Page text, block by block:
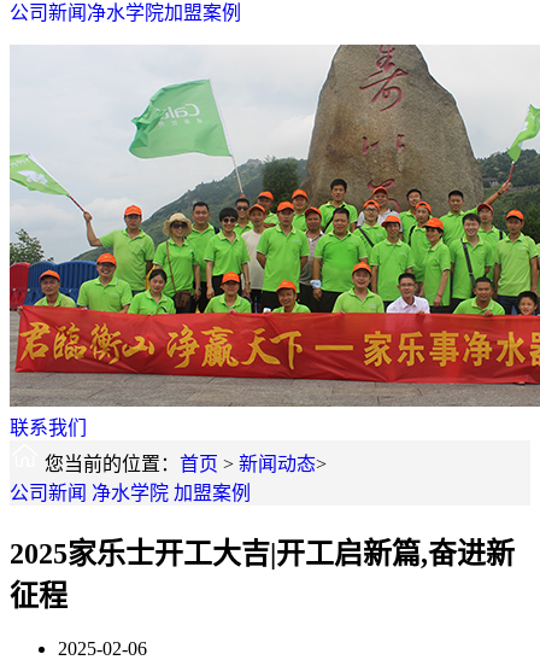
公司新闻 净水学院加盟案例
联系我们
您当前的位置： 首页 > 新闻动态>
公司新闻 净水学院 加盟案例
2025家乐士开工大吉|开工启新篇,奋进新
征程
2025-02-06